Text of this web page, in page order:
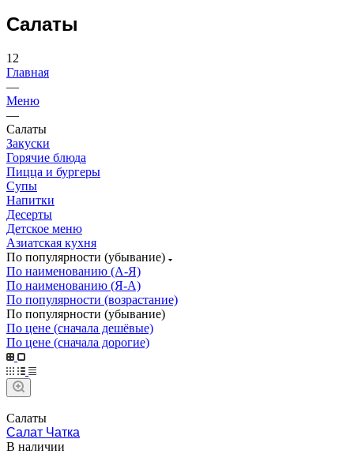
Салаты
12
Главная
—
Меню
—
Салаты
Закуски
Горячие блюда
Пицца и бургеры
Супы
Напитки
Десерты
Детское меню
Азиатская кухня
По популярности (убывание)
По наименованию (А-Я)
По наименованию (Я-А)
По популярности (возрастание)
По популярности (убывание)
По цене (сначала дешёвые)
По цене (сначала дорогие)
Салаты
Салат Чатка
В наличии